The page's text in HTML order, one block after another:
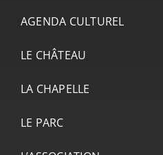
AGENDA CULTUREL
LE CHÂTEAU
LA CHAPELLE
LE PARC